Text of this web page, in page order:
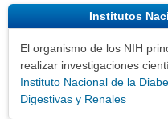
Institutos
El organismo de los NIH
realizar investigaciones
Instituto Nacional de la
Digestivas y Renales